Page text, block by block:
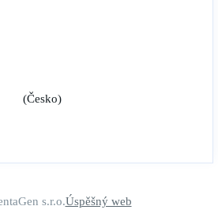
(Česko)
s.r.o.Úspěšný web